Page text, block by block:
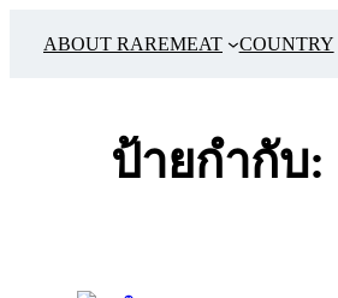
ABOUT RAREMEAT COUNTRY
ป้ายกำกับ: